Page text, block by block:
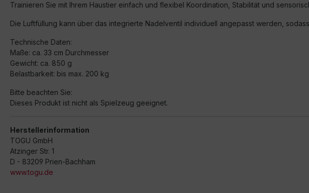
Trainieren Sie mit Ihrem Haustier einfach und flexibel Koordination, Stabilität und
Die Luftfüllung kann über das integrierte Nadelventil individuell angepasst werden,
Technische Daten:
Maße: ca. 33 cm Durchmesser
Gewicht: ca. 850 g
Belastbarkeit: bis max. 200 kg
Bitte beachten Sie:
Dieses Produkt ist nicht als Spielzeug geeignet.
Herstellerinformation
TOGU GmbH
Atzinger Str. 1
D - 83209 Prien-Bachham
www.togu.de